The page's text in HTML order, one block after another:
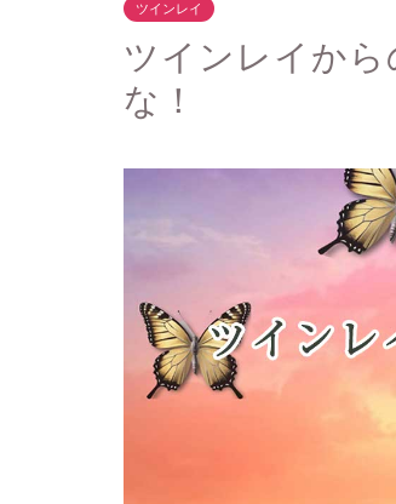
ツインレイ
ツインレイか
な！